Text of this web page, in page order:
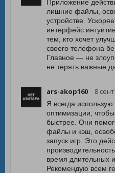
Приложение
лишние файлы,
устройстве.
интерфейс
тем, кто хочет
своего телефона
Главное — не
не терять важные
ars-akop160 8
Я всегда
оптимизации,
быстрее. Они
файлы и кэш,
запуск игр. Это
время длительных
Рекомендую всем